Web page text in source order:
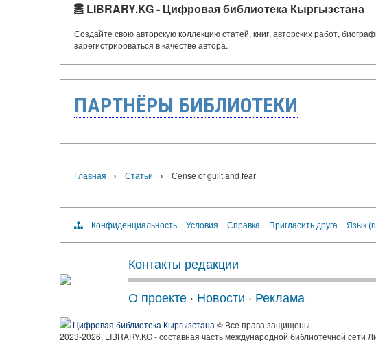
LIBRARY.KG - Цифровая библиотека Кыргызстана
Создайте свою авторскую коллекцию статей, книг, авторских работ,
зарегистрироваться в качестве автора.
ПАРТНЁРЫ БИБЛИОТЕКИ
Главная › Статьи › Сense of guilt and fear
Конфиденциальность Условия Справка Пригласить друга Язык
Контакты редакции
О проекте · Новости · Реклама
Цифровая библиотека Кыргызстана © Все права защищены
2023-2026, LIBRARY.KG - составная часть международной библиотечной сети